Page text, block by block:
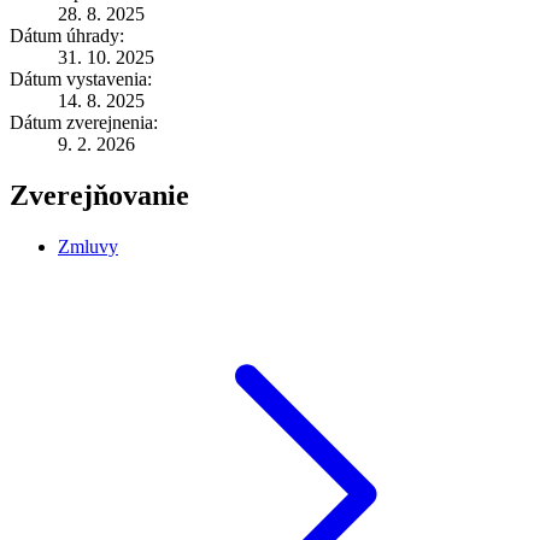
28. 8. 2025
Dátum úhrady:
31. 10. 2025
Dátum vystavenia:
14. 8. 2025
Dátum zverejnenia:
9. 2. 2026
Zverejňovanie
Zmluvy